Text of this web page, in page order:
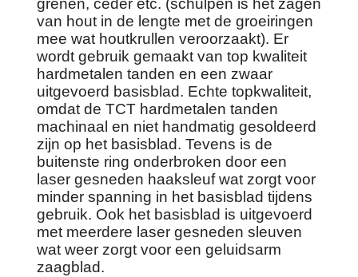
grenen, ceder etc. (schulpen is het zagen
van hout in de lengte met de groeiringen
mee wat houtkrullen veroorzaakt). Er
wordt gebruik gemaakt van top kwaliteit
hardmetalen tanden en een zwaar
uitgevoerd basisblad. Echte topkwaliteit,
omdat de TCT hardmetalen tanden
machinaal en niet handmatig gesoldeerd
zijn op het basisblad. Tevens is de
buitenste ring onderbroken door een
laser gesneden haaksleuf wat zorgt voor
minder spanning in het basisblad tijdens
gebruik. Ook het basisblad is uitgevoerd
met meerdere laser gesneden sleuven
wat weer zorgt voor een geluidsarm
zaagblad.